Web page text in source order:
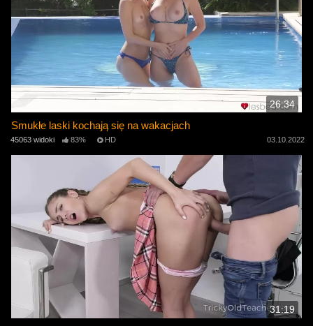
26:34
Smukłe laski kochają się na wakacjach
45063 widoki 83% HD 03.10.2022
31:19